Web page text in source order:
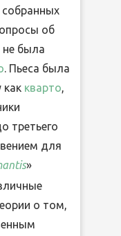
собранных
об
не была
. Пьеса была
как кварто
третьего
для
»
о том,